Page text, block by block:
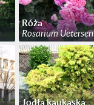
Róża
Rosarium Uetersen
Jodła kaukaska